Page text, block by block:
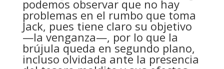
podemos observar que no hay
problemas en el rumbo que toma
Jack, pues tiene claro su objetivo
—la venganza—, por lo que la
brújula queda en segundo plano,
incluso olvidada ante la presencia